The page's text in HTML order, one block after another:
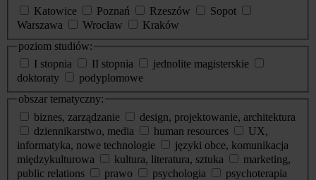
Katowice
Poznań Rzeszów
Sopot
Warszawa
Wrocław
Kraków
poziom studiów:
I stopnia
II stopnia
jednolite magisterskie
doktoraty
podyplomowe
obszar tematyczny:
biznes, zarządzanie
design, projektowanie, architektura
dziennikarstwo, media
human resources
UX,
informatyka, nowe technologie
języki obce, komunikacja
międzykulturowa
kultura, literatura, sztuka
marketing,
public relations
prawo psychologia
psychoterapia